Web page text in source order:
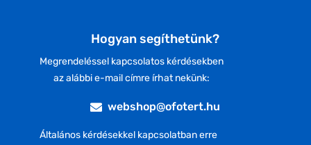
Hogyan segíthetünk?
Megrendeléssel kapcsolatos kérdésekben
az alábbi e-mail címre írhat nekünk:
webshop@ofotert.hu
Általános kérdésekkel kapcsolatban erre